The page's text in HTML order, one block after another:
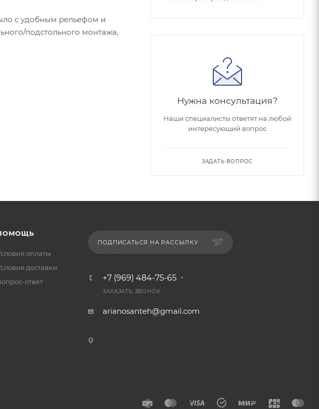
с удобным рельефом и
подстольного монтажа,
Нужна консультация?
Наши специалисты ответят на любой
интересующий вопрос
ЗАДАТЬ ВОПРОС
оплаты
доставки
ответ
ПОДПИСАТЬСЯ НА РАССЫЛКУ
+7 (969) 484-75-65
ЗАКАЗАТЬ ЗВОНОК
arianosanteh@gmail.com